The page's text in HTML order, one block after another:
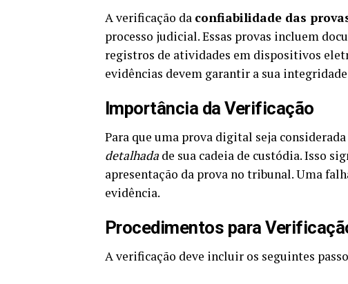
A verificação da confiabilidade das
processo judicial. Essas provas incluem
registros de atividades em dispositivos
evidências devem garantir a sua
Importância da Verificação
Para que uma prova digital seja
detalhada de sua cadeia de custódia. Isso
apresentação da prova no tribunal. Uma
evidência.
Procedimentos para
A verificação deve incluir os seguintes